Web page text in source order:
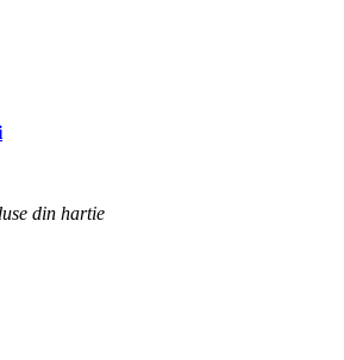
din hartie